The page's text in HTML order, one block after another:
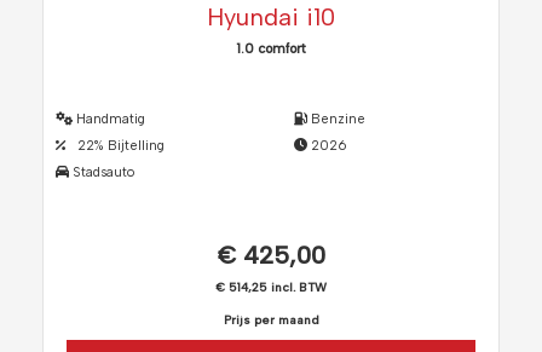
Hyundai i10
1.0 comfort
Handmatig
22% Bijtelling
Stadsauto
Benzine
2026
€ 425,00
€ 514,25 incl. BTW
Prijs per maand